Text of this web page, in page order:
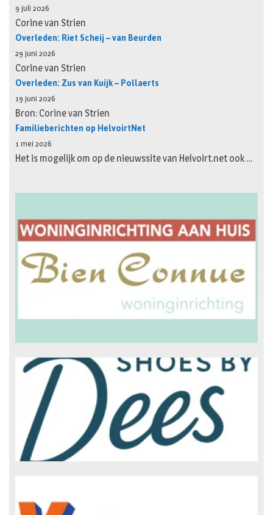
9 juli 2026
Corine van Strien
Overleden: Riet Scheij – van Beurden
29 juni 2026
Corine van Strien
Overleden: Zus van Kuijk – Pollaerts
19 juni 2026
Bron: Corine van Strien
Familieberichten op HelvoirtNet
1 mei 2026
Het is mogelijk om op de nieuwssite van Helvoirt.net ook …